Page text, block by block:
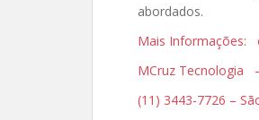
abordados.
Mais Informações:
MCruz Tecnologia
(11) 3443-7726 –